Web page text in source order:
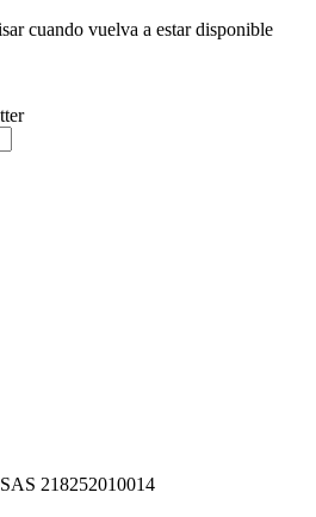
cuando vuelva a estar disponible
218252010014